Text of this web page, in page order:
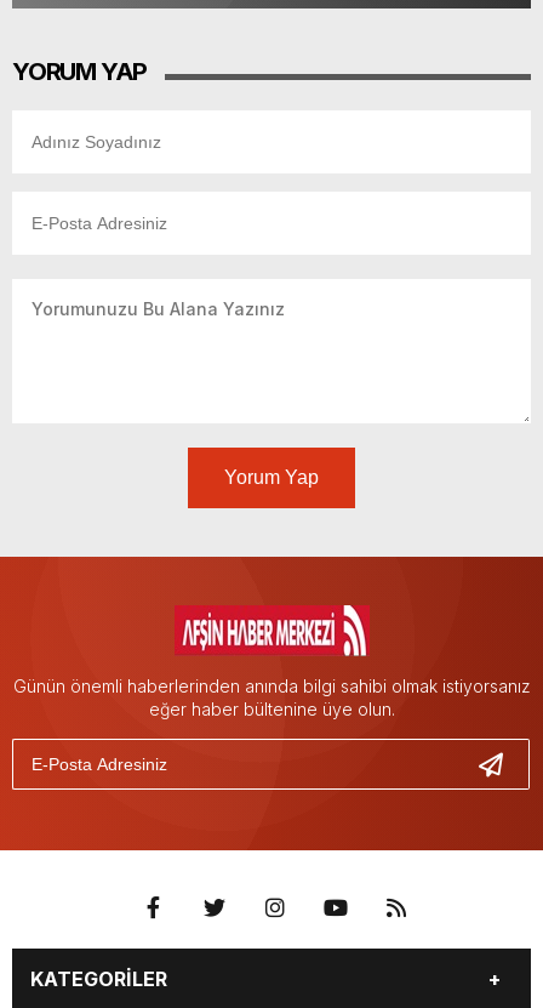
YORUM YAP
Yorum Yap
Günün önemli haberlerinden anında bilgi sahibi olmak istiyorsanız
eğer haber bültenine üye olun.
KATEGORİLER